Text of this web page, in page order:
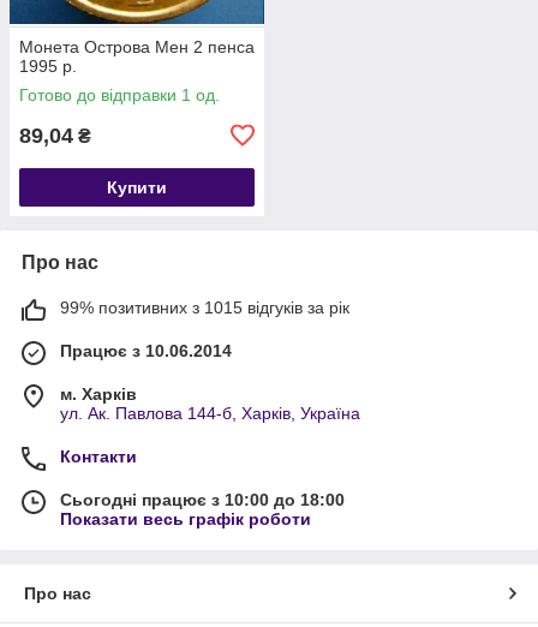
Монета Острова Мен 2 пенса
1995 р.
Готово до відправки 1 од.
89,04 ₴
Купити
Про нас
99% позитивних з 1015 відгуків за рік
Працює з 10.06.2014
м. Харків
ул. Ак. Павлова 144-б, Харків, Україна
Контакти
Сьогодні працює з 10:00 до 18:00
Показати весь графік роботи
Про нас